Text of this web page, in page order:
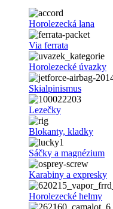
Horolezecká lana
Via ferrata
Horolezecké úvazky
Skialpinismus
Lezečky
Blokanty, kladky
Sáčky a magnézium
Karabiny a expresky
Horolezecké helmy